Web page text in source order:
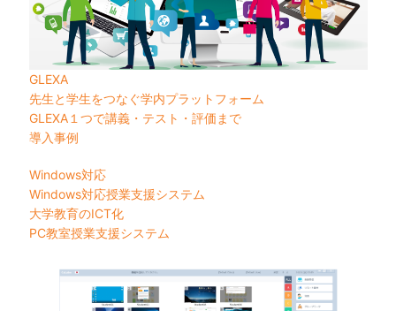
GLEXA
先生と学生をつなぐ学内プラットフォーム
GLEXA１つで講義・テスト・評価まで
導入事例
Windows対応
Windows対応授業支援システム
大学教育のICT化
PC教室授業支援システム